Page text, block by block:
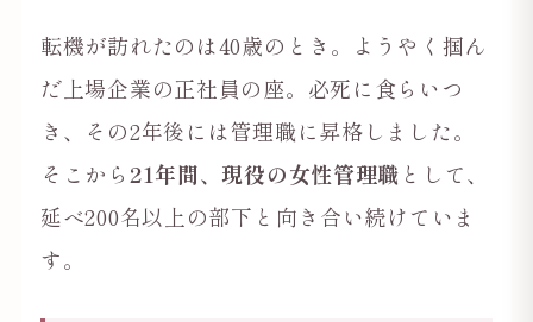
転機が訪れたのは40歳のとき。ようやく掴ん
だ上場企業の正社員の座。必死に食らいつ
き、その2年後には管理職に昇格しました。
そこから 21年間、現役の女性管理職 として、
延べ200名以上の部下と向き合い続けていま
す。